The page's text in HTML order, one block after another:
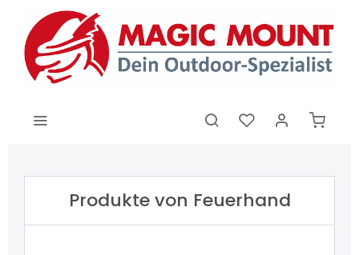
Produkte von Feuerhand